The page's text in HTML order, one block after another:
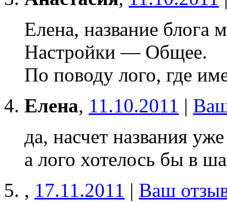
Елена, название блога
Настройки — Общее.
По поводу лого, где
Елена, 11.10.2011 |
да, насчет названия
а лого хотелось бы в
, 17.11.2011 | Ваш